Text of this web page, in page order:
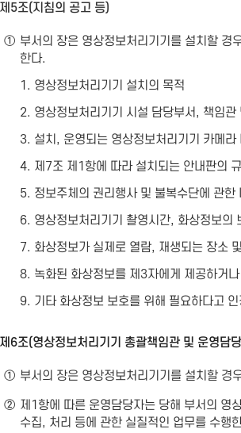
5조(지침의 공고 등)
① 부서의 장은 영상정보처리기기를 설치할 경
한다.
1. 영상정보처리기기 설치의 목적
2. 영상정보처리기기 시설 담당부서, 책임관
3. 설치, 운영되는 영상정보처리기기 카메라
4. 제7조 제1항에 따라 설치되는 안내판의
5. 정보주체의 권리행사 및 불복수단에 관한
6. 영상정보처리기기 촬영시간, 화상정보의
7. 화상정보가 실제로 열람, 재생되는 장소
8. 녹화된 화상정보를 제3자에게 제공하거
9. 기타 화상정보 보호를 위해 필요하다고
6조(영상정보처리기기 총괄책임관 및 운영담
① 부서의 장은 영상정보처리기기를 설치할 경
② 제1항에 따른 운영담당자는 당해 부서의 영
수집, 처리 등에 관한 실질적인 업무를 수행